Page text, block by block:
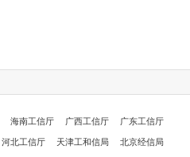
海南工信厅 广西工信厅 广东工信厅
河北工信厅 天津工和信局 北京经信局